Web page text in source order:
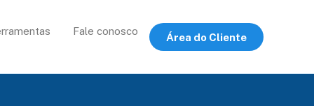
Fale conosco
Área do Cliente